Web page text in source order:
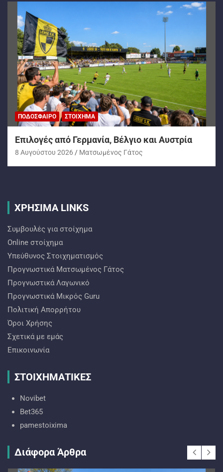
ΠΟΔΌΣΦΑΙΡΟ ΣΤΟΊΧΗΜΑ
Επιλογές από Γερμανία, Βέλγιο και Αυστρία
8 Αυγούστου 2026 Ματσωμένος Γάτος
ΧΡΗΣΙΜΑ LINKS
Συμβουλές για στοίχημα
Online στοίχημα
Υπεύθυνος Στοιχηματισμός
Προγνωστικά Ματσωμένος Γάτος
Προγνωστικά Λαγωνικό
Προγνωστικά Mικρός Guru
Πολιτική Απορρήτου
Όροι Χρήσης
Σχετικά με εμάς
Επικοινωνία
ΣΤΟΙΧΗΜΑΤΙΚΕΣ
Novibet
Bet365
pamestoixima
Διάφορα Άρθρα